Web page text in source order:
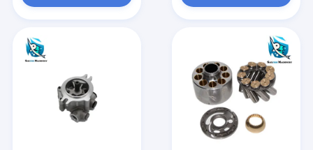
Products
About Us
Factory Tour